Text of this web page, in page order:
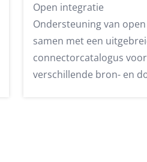
Open integratie
Ondersteuning van
samen met een
connectorcatalogus
verschillende bron- en